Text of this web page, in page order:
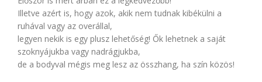
Illetve azért is, hogy azok, akik nem tudnak kibékülni a
ruhával vagy az overállal,
legyen nekik is egy plusz lehetőség! Ők lehetnek a saját
szoknyájukba vagy nadrágjukba,
de a bodyval mégis meg lesz az összhang, ha szín közös!